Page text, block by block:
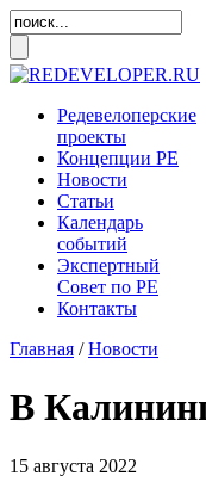
Редевелоперские
проекты
Концепции РЕ
Новости
Статьи
Календарь
событий
Экспертный
Совет по РЕ
Контакты
Главная /Новости
В
15 августа 2022